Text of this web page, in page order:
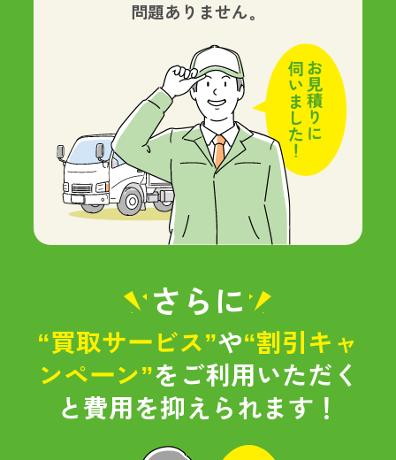
問題ありません。
さらに
“買取サービス”や“割引キャ
ンペーン”をご利用いただく
と費用を抑えられます！